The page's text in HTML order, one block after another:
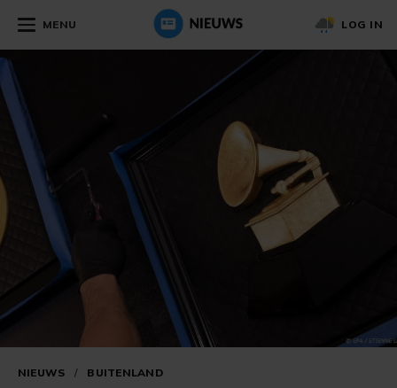
MENU LOG IN
NIEUWS / BUITENLAND